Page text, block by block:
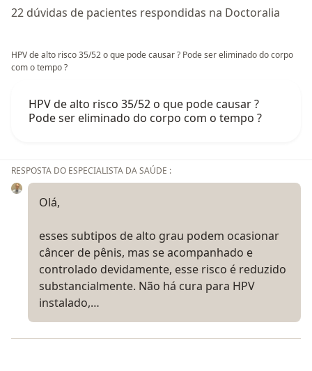
22 dúvidas de pacientes respondidas na Doctoralia
HPV de alto risco 35/52 o que pode causar ? Pode ser eliminado do corpo
com o tempo ?
HPV de alto risco 35/52 o que pode causar ?
Pode ser eliminado do corpo com o tempo ?
RESPOSTA DO ESPECIALISTA DA SAÚDE :
Olá,
esses subtipos de alto grau podem ocasionar
câncer de pênis, mas se acompanhado e
controlado devidamente, esse risco é reduzido
substancialmente. Não há cura para HPV
instalado,…